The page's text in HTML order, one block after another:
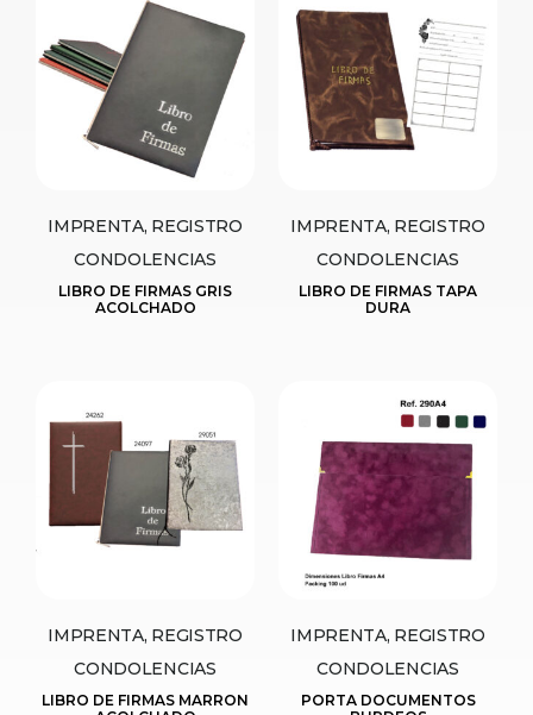
IMPRENTA, REGISTRO
CONDOLENCIAS
LIBRO DE FIRMAS GRIS
ACOLCHADO
IMPRENTA, REGISTRO
CONDOLENCIAS
LIBRO DE FIRMAS TAPA
DURA
IMPRENTA, REGISTRO
CONDOLENCIAS
LIBRO DE FIRMAS MARRON
IMPRENTA, REGISTRO
CONDOLENCIAS
PORTA DOCUMENTOS